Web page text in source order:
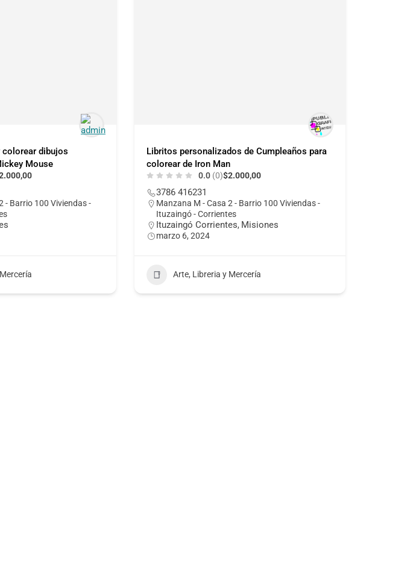
dibujos
Mouse
- Barrio 100 Viviendas -
Libritos personalizados de Cumpleaños para
colorear de Iron Man
0.0 (0)$2.000,00
3786 416231
Manzana M - Casa 2 - Barrio 100 Viviendas -
Ituzaingó - Corrientes
Ituzaingó Corrientes, Misiones
marzo 6, 2024
Arte, Libreria y Mercería